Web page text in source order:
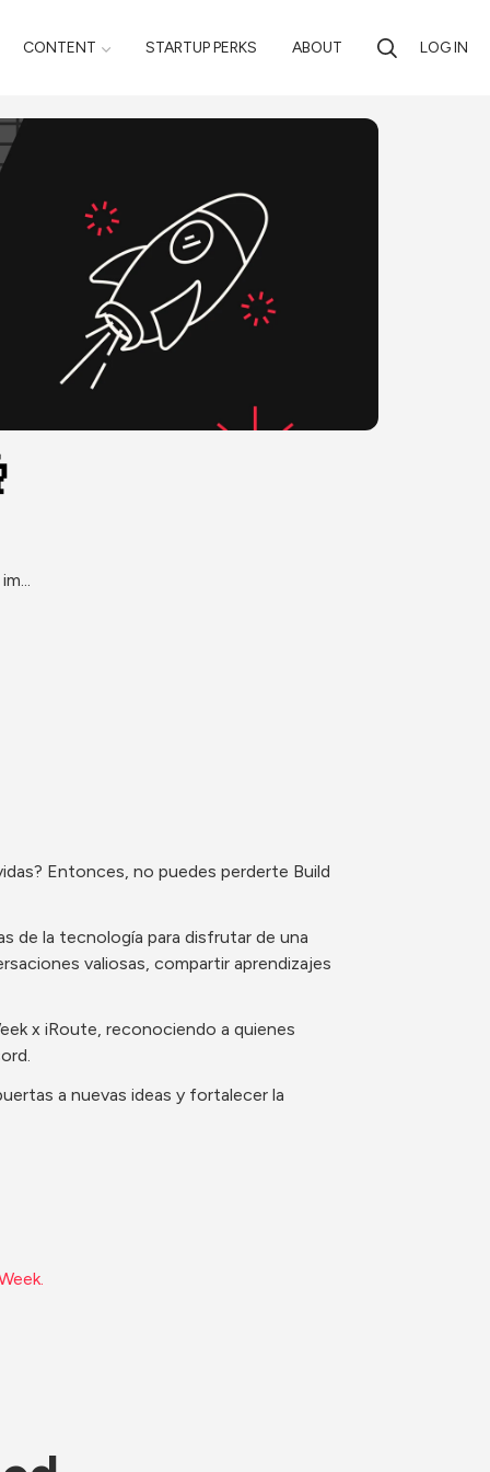
CONTENT STARTUP PERKS ABOUT LOG IN
Entonces, no puedes perderte Build
de la tecnología para disfrutar de una
valiosas, compartir aprendizajes
x iRoute, reconociendo a quienes
a nuevas ideas y fortalecer la